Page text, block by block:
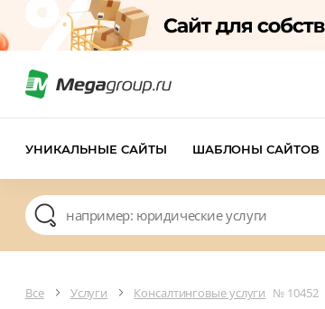
УНИКАЛЬНЫЕ САЙТЫ ШАБЛОНЫ САЙТОВ
Все Услуги Консалтинговые услуги № 10452